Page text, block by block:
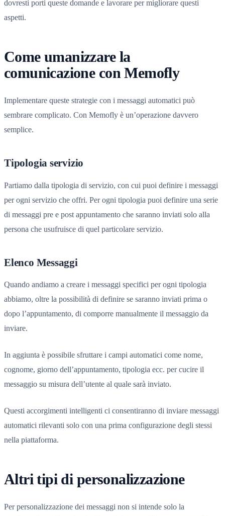
dovresti porti queste domande e lavorare per migliorare questi
aspetti.
Come umanizzare la
comunicazione con Memofly
Implementare queste strategie con i messaggi automatici può
sembrare complicato. Con Memofly è un’operazione davvero
semplice.
Tipologia servizio
Partiamo dalla tipologia di servizio, con cui puoi definire i messaggi
per ogni servizio che offri. Per ogni tipologia puoi definire una serie
di messaggi pre e post appuntamento che saranno inviati solo alla
persona che usufruisce di quel particolare servizio.
Elenco Messaggi
Quando andiamo a creare i messaggi specifici per ogni tipologia
abbiamo, oltre la possibilità di definire se saranno inviati prima o
dopo l’appuntamento, di comporre manualmente il messaggio da
inviare.
In aggiunta è possibile sfruttare i campi automatici come nome,
cognome, giorno dell’appuntamento, tipologia ecc. per cucire il
messaggio su misura dell’utente al quale sarà inviato.
Questi accorgimenti intelligenti ci consentiranno di inviare messaggi
automatici rilevanti solo con una prima configurazione degli stessi
nella piattaforma.
Altri tipi di personalizzazione
Per personalizzazione dei messaggi non si intende solo la